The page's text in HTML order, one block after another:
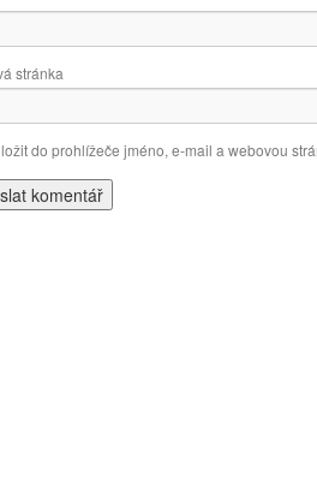
stránka
do prohlížeče jméno, e-mail a webovou